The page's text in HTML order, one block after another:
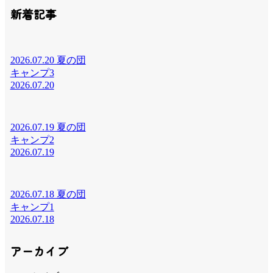
新着記事
2026.07.20 夏の団
キャンプ3
2026.07.20
2026.07.19 夏の団
キャンプ2
2026.07.19
2026.07.18 夏の団
キャンプ1
2026.07.18
アーカイブ